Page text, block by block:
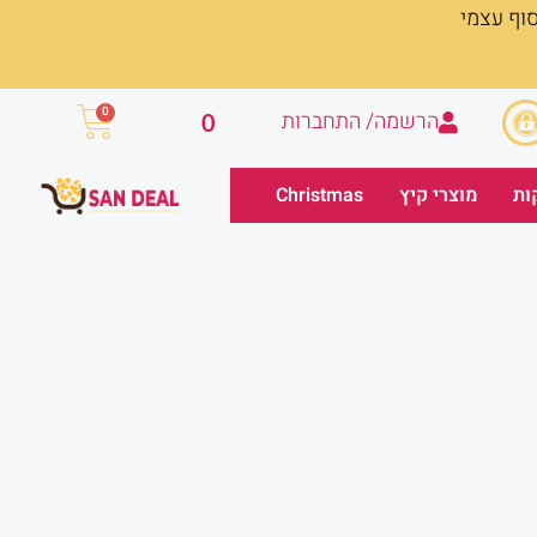
עצמי
הרשמה/ התחברות 0
0
עגלת
מוצרי קיץ Christmas